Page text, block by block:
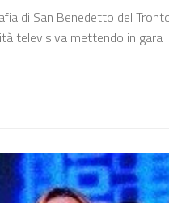
di San Benedetto del
televisiva mettendo in gara